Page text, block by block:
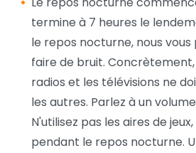
termine à 7 heures le
le repos nocturne, nous vous
faire de bruit. Concrètement,
radios et les télévisions ne
les autres. Parlez à un
N'utilisez pas les aires de
pendant le repos nocturne.